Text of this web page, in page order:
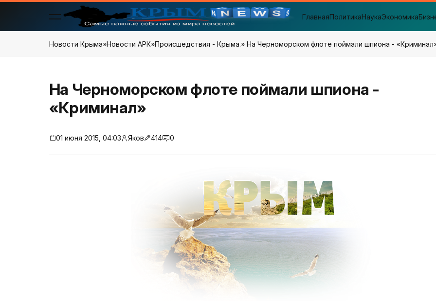
ГлавнаяПолитикаНаукаЭкономика
Новости Крыма»Новости АРК»Происшедствия - Крыма.» На Черноморском флоте поймали шпиона -
На Черноморском флоте поймали шпиона -
«Криминал»
01 июня 2015, 04:03 Яков 414 0